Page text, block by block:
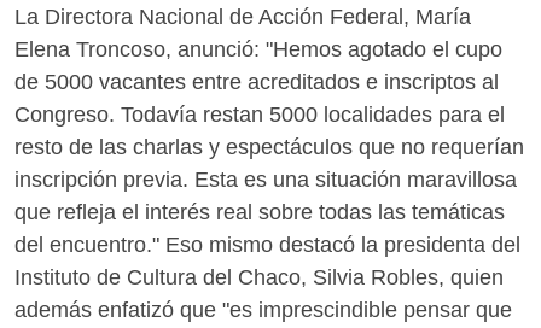
La Directora Nacional de Acción Federal, María
Elena Troncoso, anunció: "Hemos agotado el cupo
de 5000 vacantes entre acreditados e inscriptos al
Congreso. Todavía restan 5000 localidades para el
resto de las charlas y espectáculos que no requerían
inscripción previa. Esta es una situación maravillosa
que refleja el interés real sobre todas las temáticas
del encuentro." Eso mismo destacó la presidenta del
Instituto de Cultura del Chaco, Silvia Robles, quien
además enfatizó que "es imprescindible pensar que